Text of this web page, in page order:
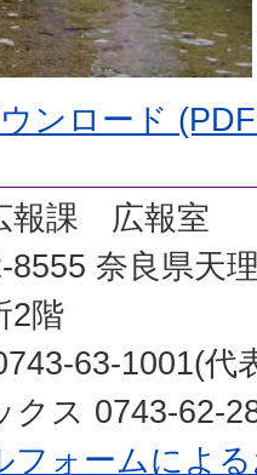
ンロード
報課 広報室
8555 奈良県天
2階
63-1001(代
クス 0743-62-
フォームによ